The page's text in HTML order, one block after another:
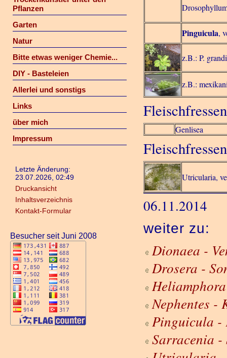
Pflanzen
Garten
Natur
Bitte etwas weniger Chemie...
DIY - Basteleien
Allerlei und sonstigs
Links
über mich
Impressum
Letzte Änderung:
23.07.2026, 02:49
Druckansicht
Inhaltsverzeichnis
Kontakt-Formular
Besucher seit Juni 2008
Pinguicula,
z.B.: P.
z.B.:
Genlisea
Utricularia,
06.11.2014
weiter zu:
Dionaea -
Drosera -
Nephentes -
Pinguicula -
Sarracenia -